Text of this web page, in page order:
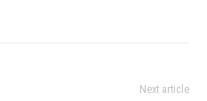
Next article